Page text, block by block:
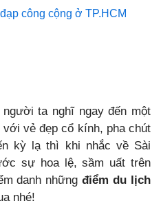
công cộng ở TP.HCM
ta nghĩ ngay đến một
vẻ đẹp cổ kính, pha chút
kỳ lạ thì khi nhắc về Sài
sự hoa lệ, sầm uất trên
danh nhữngđiểm du lịch
nhé!